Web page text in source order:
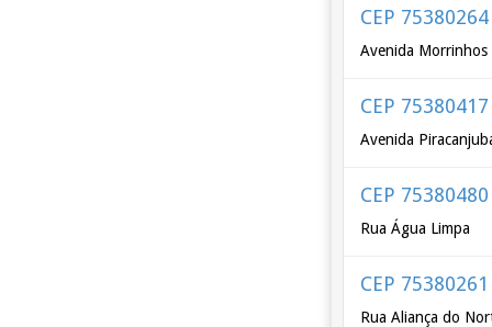
CEP 75380264
Avenida Morrinhos
CEP 75380417
Avenida
CEP 75380480
Rua Água Limpa
CEP 75380261
Rua Aliança do